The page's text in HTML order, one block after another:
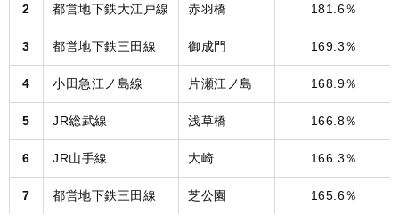
2 都営地下鉄大江戸線 赤羽橋 181.6％
3 都営地下鉄三田線 御成門 169.3％
4 小田急江ノ島線 片瀬江ノ島 168.9％
5 JR総武線 浅草橋 166.8％
6 JR山手線 大崎 166.3％
7 都営地下鉄三田線 芝公園 165.6％